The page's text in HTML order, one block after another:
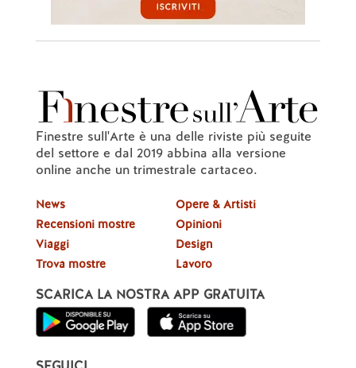
Finestre sull'Arte è una delle riviste più seguite
del settore e dal 2019 abbina alla versione
online anche un trimestrale cartaceo.
News
Recensioni mostre
Viaggi
Trova mostre
Opere & Artisti
Opinioni
Design
Lavoro
SCARICA LA NOSTRA APP GRATUITA